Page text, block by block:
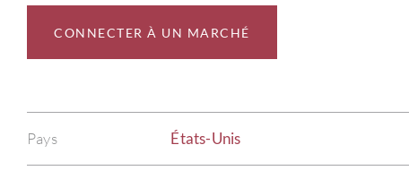
CONNECTER À UN MARCHÉ
Pays États-Unis